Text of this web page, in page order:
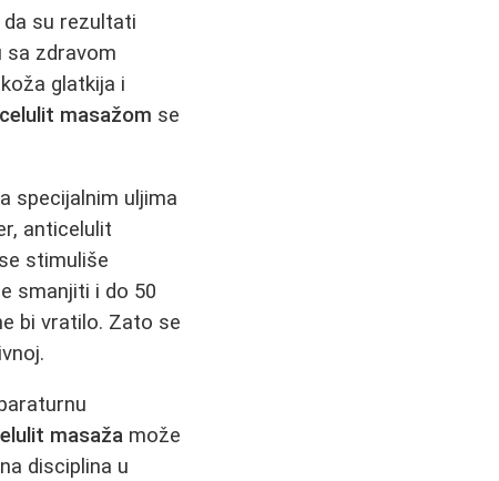
su rezultati
sa zdravom
glatkija i
masažom se
specijalnim uljima
anticelulit
stimuliše
smanjiti i do 50
bi vratilo. Zato se
masaža može
disciplina u